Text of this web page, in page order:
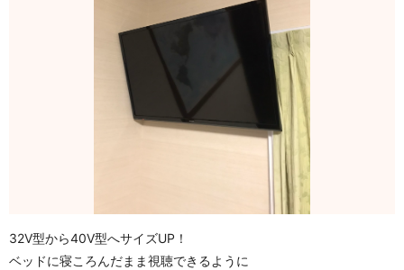
32V型から40V型へサイズUP！
ベッドに寝ころんだまま視聴できるように